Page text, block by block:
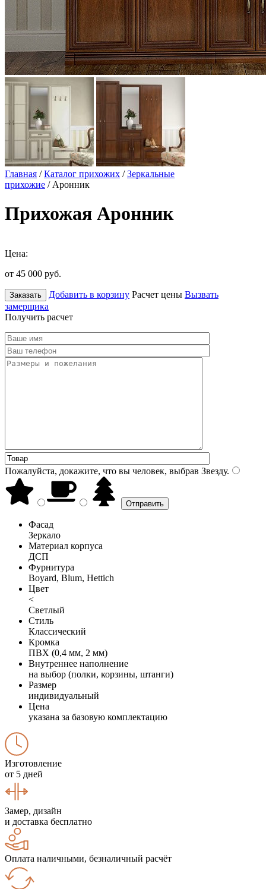
Главная /Каталог прихожих /Зеркальные
прихожие / Аронник
Прихожая Аронник
Цена:
от 45 000 руб.
Заказать Добавить в корзину Расчет цены Вызвать
замерщика
Получить расчет
Пожалуйста, докажите, что вы человек, выбрав Звезду.
Фасад
Зеркало
Материал корпуса
ДСП
Фурнитура
Boyard, Blum, Hettich
Цвет
<
Светлый
Стиль
Классический
Кромка
ПВХ (0,4 мм, 2 мм)
Внутреннее наполнение
на выбор (полки, корзины, штанги)
Размер
индивидуальный
Цена
указана за базовую комплектацию
Изготовление
от 5 дней
Замер, дизайн
и доставка бесплатно
Оплата наличными, безналичный расчёт